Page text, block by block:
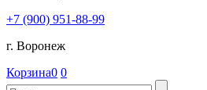
+7 (900) 951-88-99
г. Воронеж
Корзина0 0